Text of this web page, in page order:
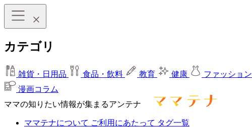
カテゴリ
雑貨・日用品 食品・飲料 教育 健康 ファッション
漫画コラム
ママの知りたい情報が集まるアンテナ
ママテナについて ご利用にあたって タグ一覧